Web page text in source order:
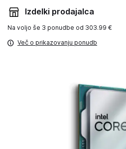
Izdelki prodajalca
Na voljo še 3 ponudbe od 303.99 €
Več o prikazovanju ponudb